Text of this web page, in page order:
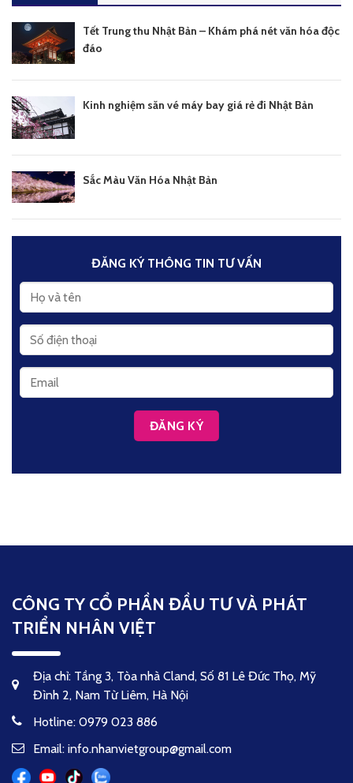
Tết Trung thu Nhật Bản – Khám phá nét văn hóa độc
đáo
Kinh nghiệm săn vé máy bay giá rẻ đi Nhật Bản
Sắc Màu Văn Hóa Nhật Bản
ĐĂNG KÝ THÔNG TIN TƯ VẤN
CÔNG TY CỔ PHẦN ĐẦU TƯ VÀ PHÁT
TRIỂN NHÂN VIỆT
Địa chỉ: Tầng 3, Tòa nhà Cland, Số 81 Lê Đức Thọ, Mỹ
Đình 2, Nam Từ Liêm, Hà Nội
Hotline: 0979 023 886
Email: info.nhanvietgroup@gmail.com